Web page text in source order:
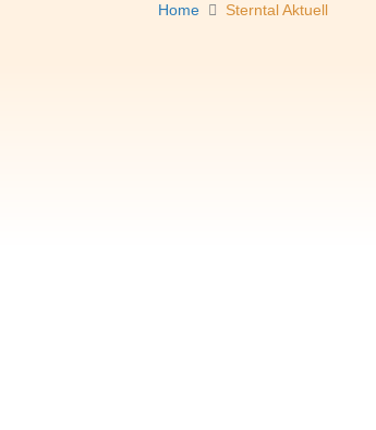
Home Sterntal Aktuell